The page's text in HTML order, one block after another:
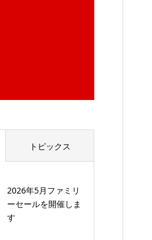
トピックス
2026年5月ファミリ
ーセールを開催しま
す